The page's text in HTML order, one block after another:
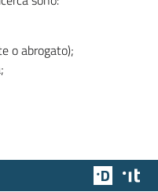
o abrogato);
Team